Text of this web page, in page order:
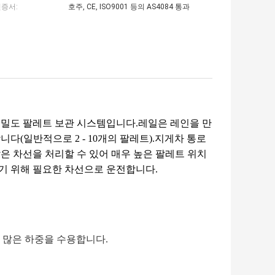
서: 호주, CE, ISO9001 등의 AS4084 통과
도 팔레트 보관 시스템입니다.레일은 레인을 만
다(일반적으로 2 - 10개의 팔레트).지게차 통로
차선을 처리할 수 있어 매우 높은 팔레트 위치
위해 필요한 차선으로 운전합니다.
은 하중을 수용합니다.